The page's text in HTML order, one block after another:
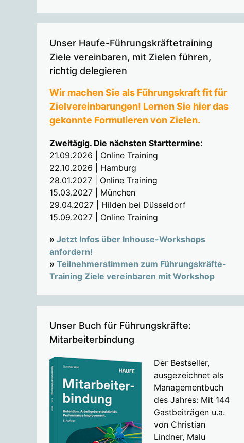
Unser Haufe-Führungskräftetraining
Ziele vereinbaren, mit Zielen führen,
richtig delegieren
Wir machen Sie als Führungskraft fit für
Zielvereinbarungen! Lernen Sie hier das
gekonnte Formulieren von Zielen.
Zweitägig. Die nächsten Starttermine:
21.09.2026 | Online Training
22.10.2026 | Hamburg
28.01.2027 | Online Training
15.03.2027 | München
29.04.2027 | Hilden bei Düsseldorf
15.09.2027 | Online Training
» Jetzt Infos über Inhouse-Workshops
anfordern!
» Teilnehmerstimmen zum Führungskräfte-
Training Ziele vereinbaren mit Workshop
Unser Buch für Führungskräfte:
Mitarbeiterbindung
Der Bestseller,
ausgezeichnet als
Managementbuch
des Jahres: Mit 144
Gastbeiträgen u.a.
von Christian
Lindner, Malu